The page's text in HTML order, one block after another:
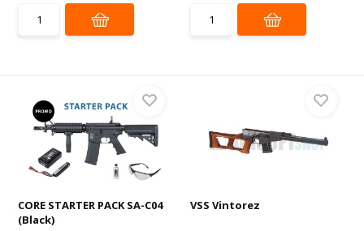
CORE STARTER PACK SA-C04
(Black)
VSS Vintorez